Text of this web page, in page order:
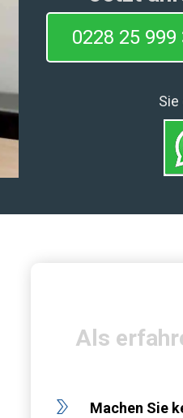
0228 25 999
Als
Machen Sie